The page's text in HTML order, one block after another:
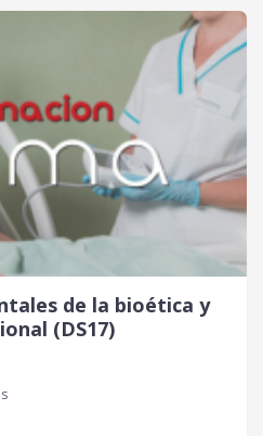
de la bioética y
(DS17)